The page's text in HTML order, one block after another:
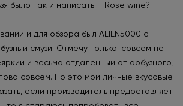
было так и написать – Rose wine?
и для обзора был ALIEN5000 с
смузи. Отмечу только: совсем не
и весьма отдаленный от арбузного,
совсем. Но это мои личные вкусовые
если производитель предоставляет